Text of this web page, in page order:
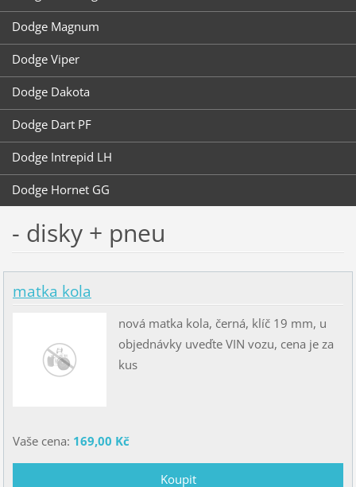
Dodge Magnum
Dodge Viper
Dodge Dakota
Dodge Dart PF
Dodge Intrepid LH
Dodge Hornet GG
- disky + pneu
matka kola
nová matka kola, černá, klíč 19 mm, u
objednávky uveďte VIN vozu, cena je za
kus
Vaše cena: 169,00 Kč